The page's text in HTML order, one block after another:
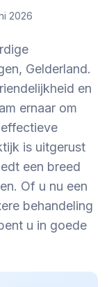
2026
Gelderland.
en
ernaar om
is uitgerust
een breed
Of u nu een
behandeling
u in goede